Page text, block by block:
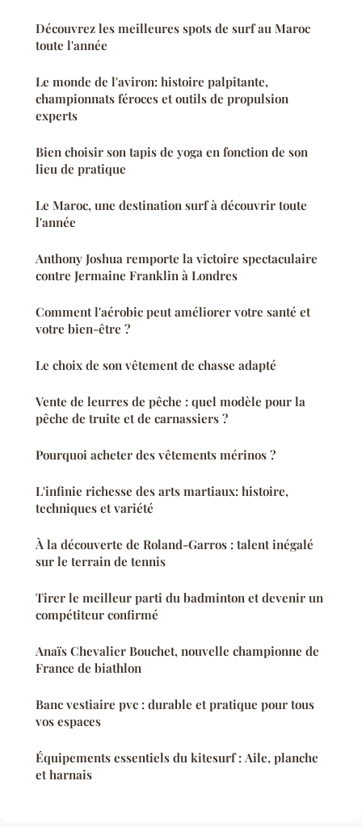
Découvrez les meilleures spots de surf au Maroc
toute l'année
Le monde de l'aviron: histoire palpitante,
championnats féroces et outils de propulsion
experts
Bien choisir son tapis de yoga en fonction de son
lieu de pratique
Le Maroc, une destination surf à découvrir toute
l'année
Anthony Joshua remporte la victoire spectaculaire
contre Jermaine Franklin à Londres
Comment l'aérobic peut améliorer votre santé et
votre bien-être ?
Le choix de son vêtement de chasse adapté
Vente de leurres de pêche : quel modèle pour la
pêche de truite et de carnassiers ?
Pourquoi acheter des vêtements mérinos ?
L'infinie richesse des arts martiaux: histoire,
techniques et variété
À la découverte de Roland-Garros : talent inégalé
sur le terrain de tennis
Tirer le meilleur parti du badminton et devenir un
compétiteur confirmé
Anaïs Chevalier Bouchet, nouvelle championne de
France de biathlon
Banc vestiaire pvc : durable et pratique pour tous
vos espaces
Équipements essentiels du kitesurf : Aile, planche
et harnais